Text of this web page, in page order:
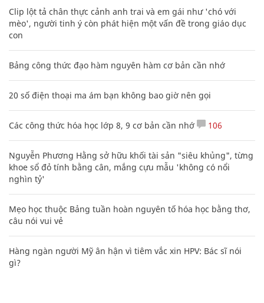
Clip lột tả chân thực cảnh anh trai và em gái như 'chó với
mèo', người tinh ý còn phát hiện một vấn đề trong giáo dục
con
Bảng công thức đạo hàm nguyên hàm cơ bản cần nhớ
20 số điện thoại ma ám bạn không bao giờ nên gọi
Các công thức hóa học lớp 8, 9 cơ bản cần nhớ 106
Nguyễn Phương Hằng sở hữu khối tài sản "siêu khủng", từng
khoe sổ đỏ tính bằng cân, mắng cựu mẫu 'không có nổi
nghìn tỷ'
Mẹo học thuộc Bảng tuần hoàn nguyên tố hóa học bằng thơ,
câu nói vui vẻ
Hàng ngàn người Mỹ ân hận vì tiêm vắc xin HPV: Bác sĩ nói
gì?